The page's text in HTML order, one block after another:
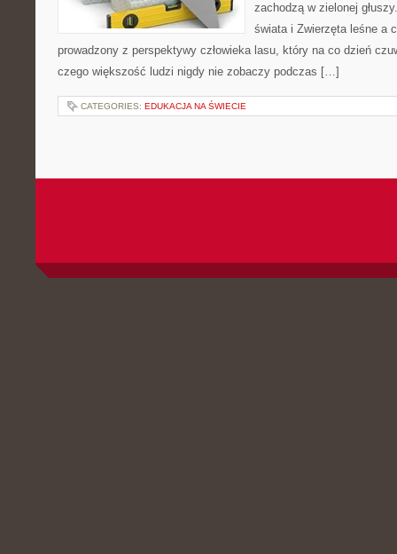
zachodzą w zielonej
świata i Zwierzęta leśne a
prowadzony z perspektywy człowieka lasu, który na co dzień
czego większość ludzi nigdy nie zobaczy podczas […]
CATEGORIES: EDUKACJA NA ŚWIECIE